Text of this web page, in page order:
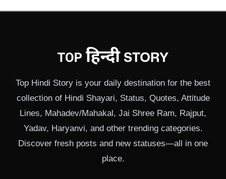
Top Hindi Story is your daily destination for the best
collection of Hindi Shayari, Status, Quotes, Attitude
Lines, Mahadev/Mahakal, Jai Shree Ram, Rajput,
Yadav, Haryanvi, and other trending categories.
Discover fresh posts and new statuses—all in one
place.